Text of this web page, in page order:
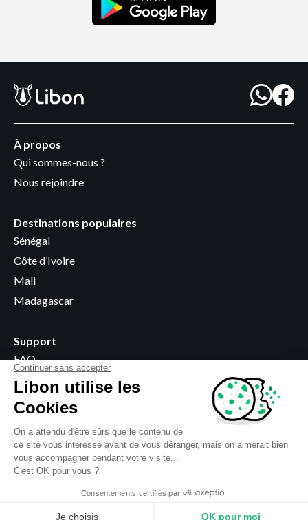
À propos
Qui sommes-nous ?
Nous rejoindre
Destinations populaires
Sénégal
Côte d’Ivoire
Mali
Madagascar
Support
FAQ
Devenir revendeur
Points de vente
Informations légales
Termes et Conditions
Vie privée
Utilisation des cookies